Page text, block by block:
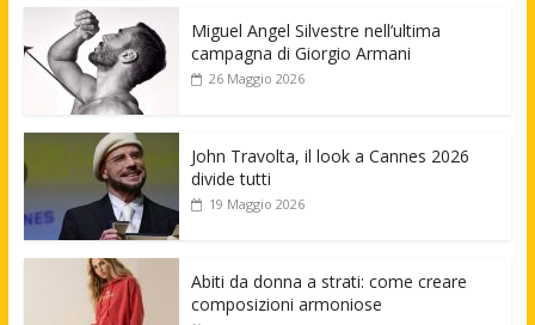
Miguel Angel Silvestre nell’ultima
campagna di Giorgio Armani
26 Maggio 2026
John Travolta, il look a Cannes 2026
divide tutti
19 Maggio 2026
Abiti da donna a strati: come creare
composizioni armoniose